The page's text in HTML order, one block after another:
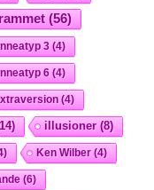
(56)
3 (4)
6 (4)
(4)
illusioner(8)
Ken Wilber(4)
(6)